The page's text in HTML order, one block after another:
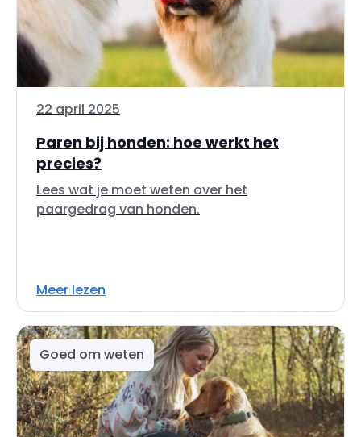
22 april 2025
Paren bij honden: hoe werkt het
precies?
Lees wat je moet weten over het
paargedrag van honden.
Meer lezen
Goed om weten